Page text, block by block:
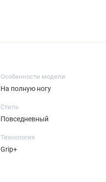
Особенности модели
На полную ногу
Стиль
Повседневный
Технология
Grip+